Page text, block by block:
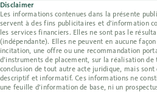
Disclaimer
Les informations contenues dans la présente
servent à des fins publicitaires et d’information
les services financiers. Elles ne sont pas le
(indépendante). Elles ne peuvent en aucune
incitation, une offre ou une recommandation
d’instruments de placement, sur la réalisation
conclusion de tout autre acte juridique, mais
descriptif et informatif. Ces informations ne
une feuille d’information de base, ni un